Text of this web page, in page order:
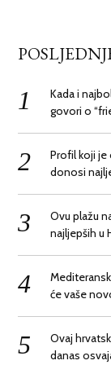
Kada i
govori o
Profil koji je
donosi
Ovu plažu
najljepših u
će vaše
Ovaj
danas